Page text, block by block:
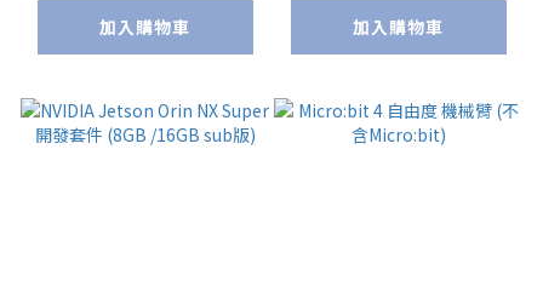
加入購物車 加入購物車